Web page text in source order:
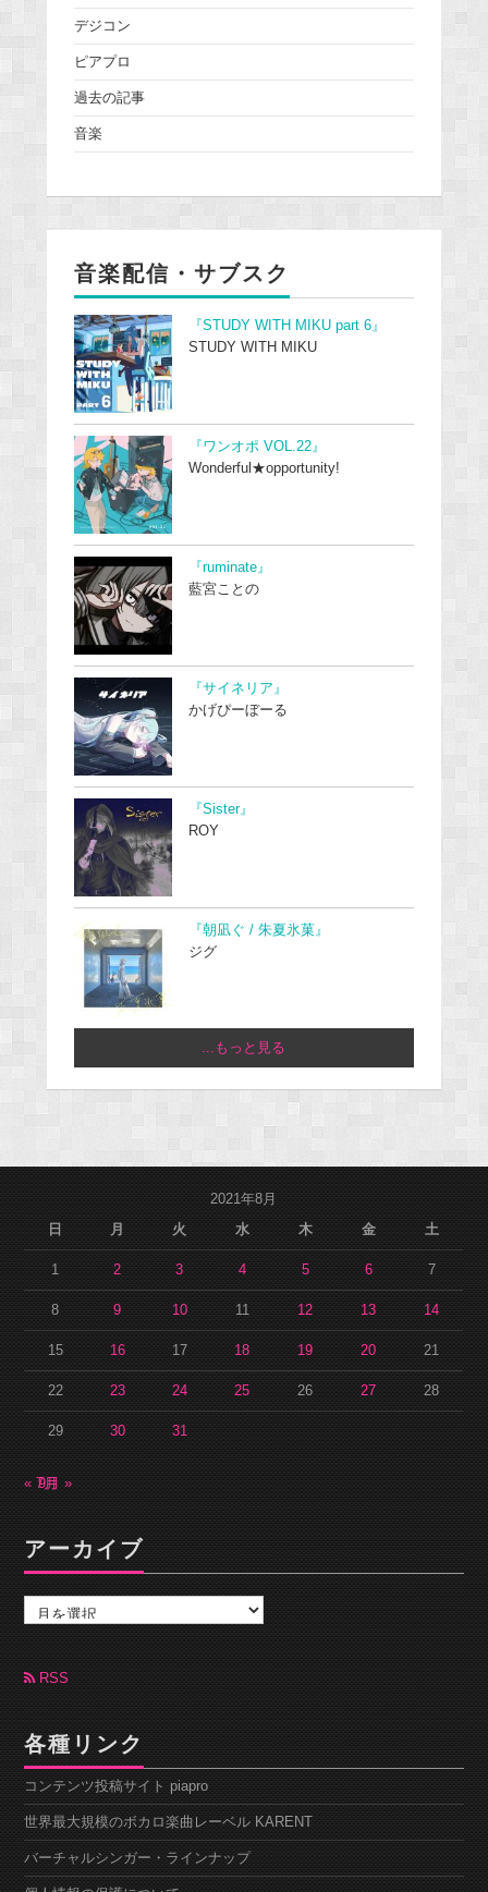
デジコン
ピアプロ
過去の記事
音楽
音楽配信・サブスク
『STUDY WITH MIKU part 6』
STUDY WITH MIKU
『ワンオポ VOL.22』
Wonderful★opportunity!
『ruminate』
藍宮ことの
『サイネリア』
かげぴーぼーる
『Sister』
ROY
『朝凪ぐ / 朱夏氷菓』
ジグ
...もっと見る
2021年8月
日
月 火 水 木 金 土
1 2 3 4 5 6 7
8 9 10 11 12 13 14
15 16 17 18 19 20 21
22 23 24 25 26 27 28
29 30 31
« 7月9月 »
アーカイブ
カ
ブ RSS
各種リンク
コンテンツ投稿サイト piapro
世界最大規模のボカロ楽曲レーベル KARENT
バーチャルシンガー・ラインナップ